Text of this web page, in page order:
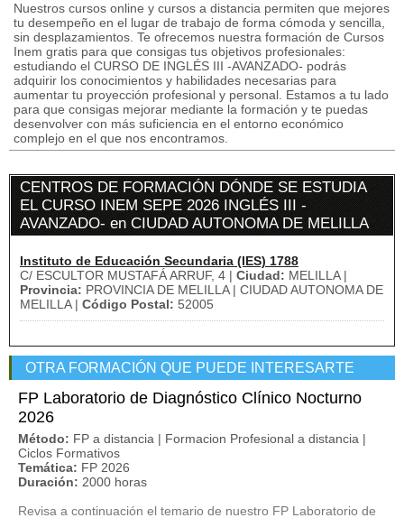
Nuestros cursos online y cursos a distancia permiten que mejores
tu desempeño en el lugar de trabajo de forma cómoda y sencilla,
sin desplazamientos. Te ofrecemos nuestra formación de Cursos
Inem gratis para que consigas tus objetivos profesionales:
estudiando el CURSO DE INGLÉS III -AVANZADO- podrás
adquirir los conocimientos y habilidades necesarias para
aumentar tu proyección profesional y personal. Estamos a tu lado
para que consigas mejorar mediante la formación y te puedas
desenvolver con más suficiencia en el entorno económico
complejo en el que nos encontramos.
CENTROS DE FORMACIÓN DÓNDE SE ESTUDIA
EL CURSO INEM SEPE 2026 INGLÉS III -
AVANZADO- en CIUDAD AUTONOMA DE MELILLA
Instituto de Educación Secundaria (IES) 1788
C/ ESCULTOR MUSTAFÁ ARRUF, 4 | Ciudad: MELILLA |
Provincia: PROVINCIA DE MELILLA | CIUDAD AUTONOMA DE
MELILLA | Código Postal: 52005
OTRA FORMACIÓN QUE PUEDE INTERESARTE
FP Laboratorio de Diagnóstico Clínico Nocturno
2026
Método: FP a distancia | Formacion Profesional a distancia |
Ciclos Formativos
Temática: FP 2026
Duración: 2000 horas
Revisa a continuación el temario de nuestro FP Laboratorio de